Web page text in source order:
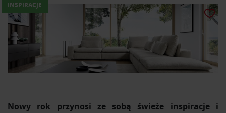
INSPIRACJE
Nowy rok przynosi ze sobą świeże inspiracje i